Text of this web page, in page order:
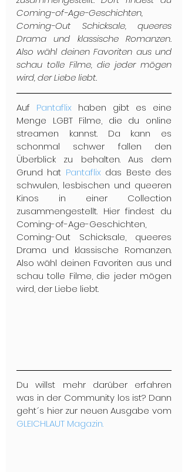
Coming-of-Age-Geschichten,
Coming-Out Schicksale, queeres
Drama und klassische Romanzen.
Also wähl deinen Favoriten aus und
schau tolle Filme, die jeder mögen
wird, der Liebe liebt.
Auf Pantaflix haben gibt es eine
Menge LGBT Filme, die du online
streamen kannst. Da kann es
schonmal schwer fallen den
Überblick zu behalten. Aus dem
Grund hat Pantaflix das Beste des
schwulen, lesbischen und queeren
Kinos in einer Collection
zusammengestellt. Hier findest du
Coming-of-Age-Geschichten,
Coming-Out Schicksale, queeres
Drama und klassische Romanzen.
Also wähl deinen Favoriten aus und
schau tolle Filme, die jeder mögen
wird, der Liebe liebt.
Du willst mehr darüber erfahren
was in der Community los ist? Dann
GLEICHLAUT Magazin.